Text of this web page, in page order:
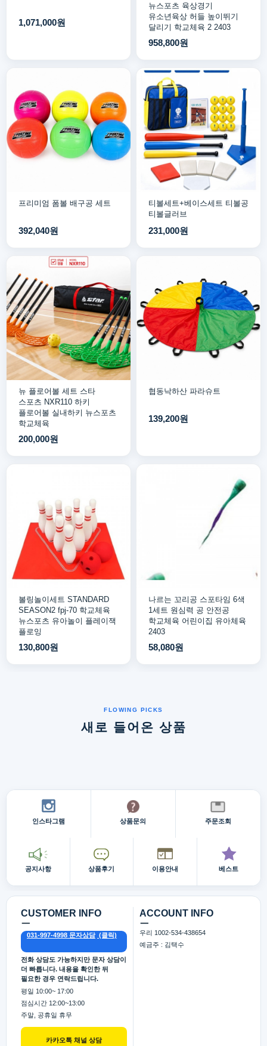
1,071,000원
뉴스포츠 육상경기
유소년육상 허들 높이뛰기
달리기 학교체육 2 2403
958,800원
프리미엄 폼볼 배구공 세트
392,040원
티볼세트+베이스세트 티볼공
티볼글러브
231,000원
뉴 플로어볼 세트 스타
스포츠 NXR110 하키
플로어볼 실내하키 뉴스포츠
학교체육
200,000원
협동낙하산 파라슈트
139,200원
볼링놀이세트 STANDARD
SEASON2 fpj-70 학교체육
뉴스포츠 유아놀이 플레이잭
플로잉
130,800원
나르는 꼬리공 스포타임 6색
1세트 원심력 공 안전공
학교체육 어린이집 유아체육
2403
58,080원
새로 들어온 상품
인스타그램 상품문의 주문조회
공지사항 상품후기 이용안내 베스트
CUSTOMER INFO
카카오톡 채널 상담
ㅡ
031-997-4998 문자상담
전화 상담도 가능하지만 문자 상담이
더 빠릅니다. 내용을 확인한 뒤
필요한 경우 연락드립니다.
평일 10:00~ 17:00
점심시간 12:00~13:00
주말, 공휴일 휴무
ACCOUNT INFO
ㅡ
우리 1002-534-438654
예금주 : 김택수